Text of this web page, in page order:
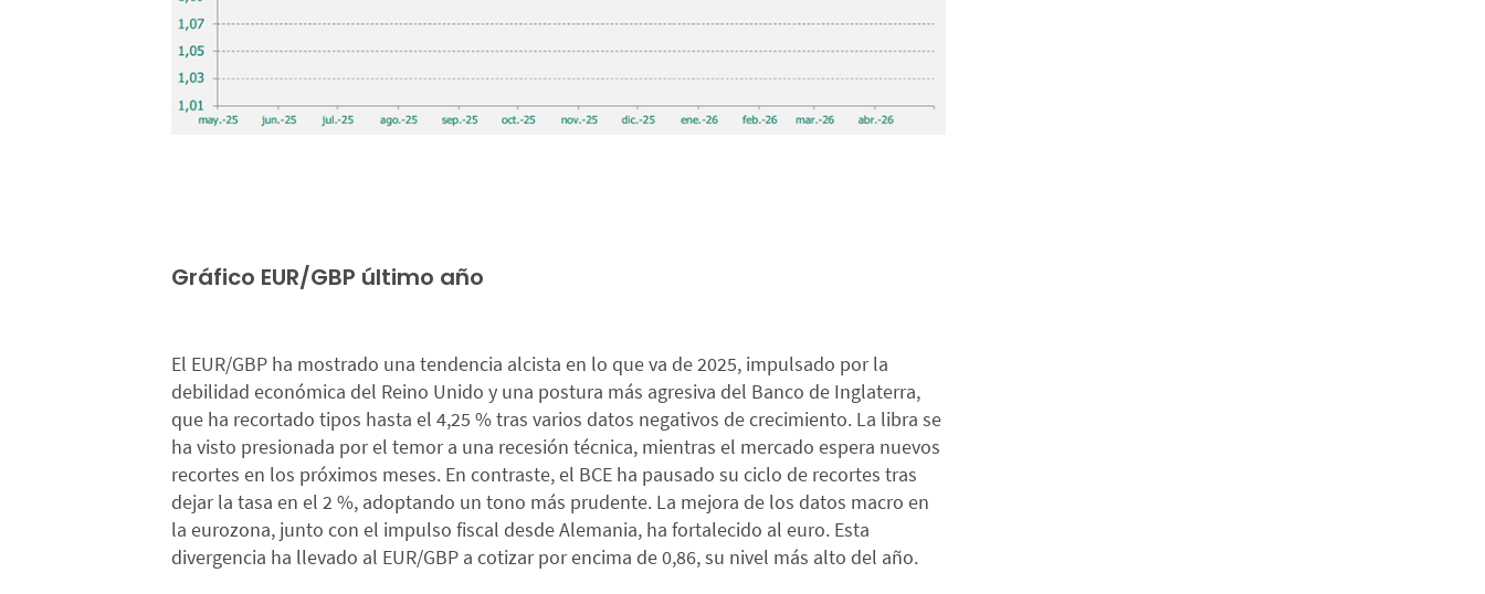
Gráfico EUR/GBP último año
El EUR/GBP ha mostrado una tendencia alcista en lo que va de 2025, impulsado por la
debilidad económica del Reino Unido y una postura más agresiva del Banco de Inglaterra,
que ha recortado tipos hasta el 4,25 % tras varios datos negativos de crecimiento. La libra se
ha visto presionada por el temor a una recesión técnica, mientras el mercado espera nuevos
recortes en los próximos meses. En contraste, el BCE ha pausado su ciclo de recortes tras
dejar la tasa en el 2 %, adoptando un tono más prudente. La mejora de los datos macro en
la eurozona, junto con el impulso fiscal desde Alemania, ha fortalecido al euro. Esta
divergencia ha llevado al EUR/GBP a cotizar por encima de 0,86, su nivel más alto del año.